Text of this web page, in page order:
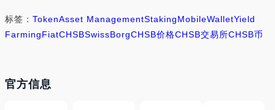
标签： TokenAsset ManagementStakingMobileWalletYield
FarmingFiatCHSBSwissBorgCHSB价格CHSB交易所CHSB币
官方信息